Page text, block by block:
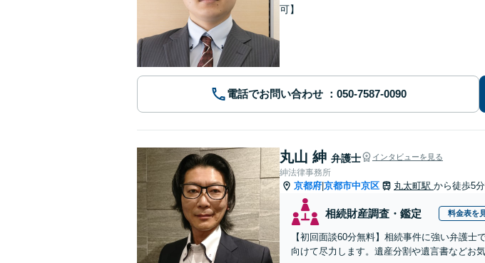
可】
電話でお問い合わせ
丸山 紳 弁護士 インタビューを見る
紳法律事務所
京都府 京都市中京区 丸太町駅 から徒歩5分
相続財産調査・鑑定 料金表を
【初回面談60分無料】相続事件に強い弁護
向けて尽力します。遺産分割や遺言書などお